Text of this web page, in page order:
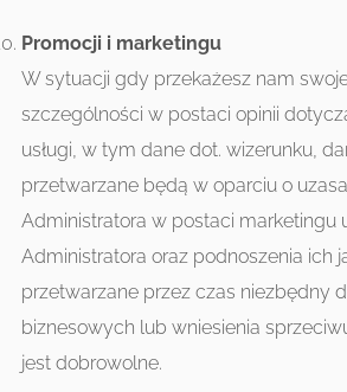
Promocji i marketingu
W sytuacji gdy przekażesz nam
szczególności w postaci opinii
usługi, w tym dane dot. wizerunku,
przetwarzane będą w oparciu o
Administratora w postaci marketingu
Administratora oraz podnoszenia ich
przetwarzane przez czas niezbędny
biznesowych lub wniesienia
jest dobrowolne.